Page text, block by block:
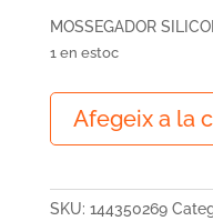
MOSSEGADOR
1 en estoc
ELEFANT
Afegeix a la
SKU: 144350269